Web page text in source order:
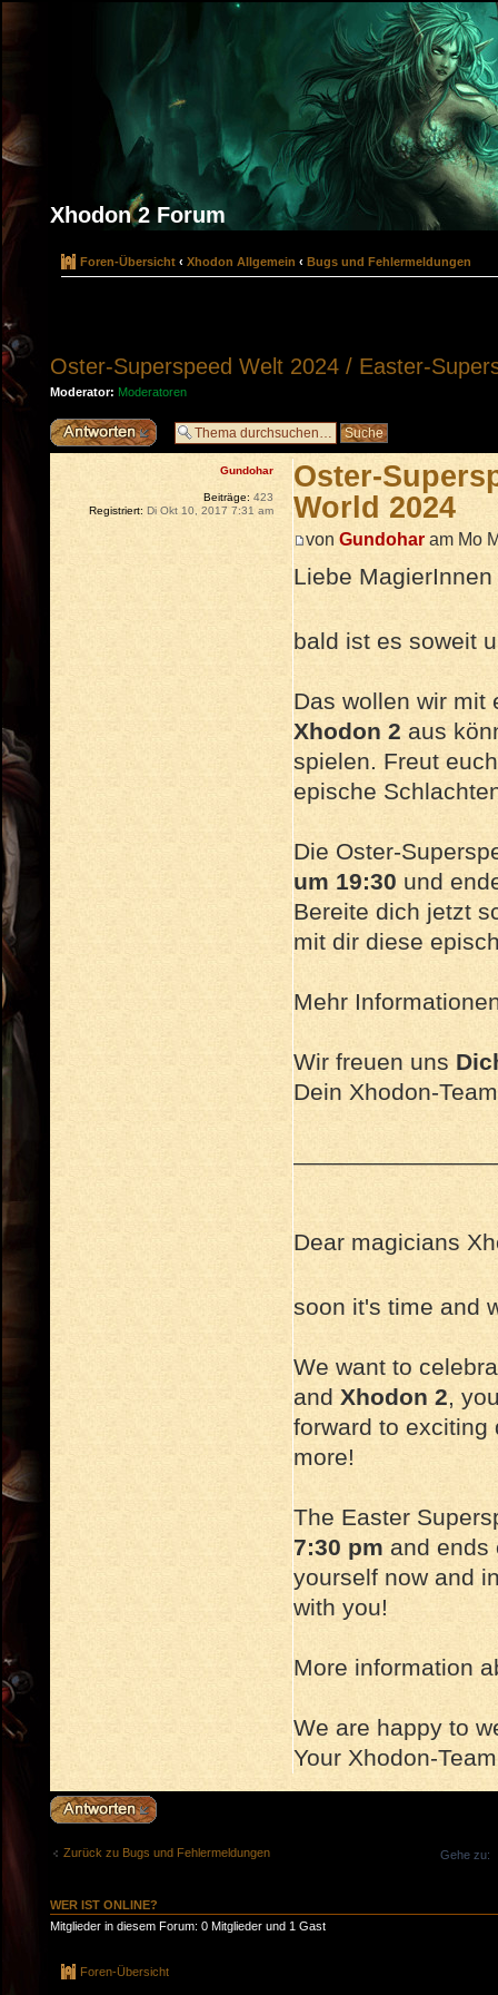
Xhodon 2 Forum
Foren-Übersicht ‹ Xhodon Allgemein ‹ Bugs und Fehlermeldungen
Oster-Superspeed Welt 2024 / Easter-
Moderator: Moderatoren
Antwort erstellen
Oster-
World 2024
von Gundoharam Mo
Liebe
bald ist es soweit
Das wollen wir mit
Xhodon 2 aus
spielen. Freut
epische
Die Oster-
um 19:30 und
Bereite dich jetzt
mit dir diese
Mehr
Wir freuen uns
Dein Xhodon-Team
Dear magicians
soon it's time and
We want to
and Xhodon 2,
forward to exciting
more!
The Easter
7:30 pm and
yourself now and
with you!
More information
We are happy to
Your Xhodon-Team
Gundohar
Beiträge: 423
Registriert: Di Okt 10, 2017 7:31 am
Antwort erstellen
Zurück zu Bugs und Fehlermeldungen Gehe zu:
WER IST ONLINE?
Mitglieder in diesem Forum: 0 Mitglieder und 1 Gast
Foren-Übersicht